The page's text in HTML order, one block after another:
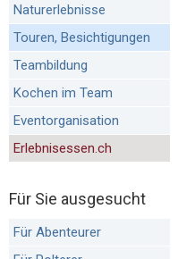
Naturerlebnisse
Touren, Besichtigungen
Teambildung
Kochen im Team
Eventorganisation
Erlebnisessen.ch
Für Sie ausgesucht
Für Abenteurer